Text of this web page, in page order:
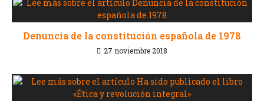
Denuncia de la constitución española de 1978
27 noviembre 2018